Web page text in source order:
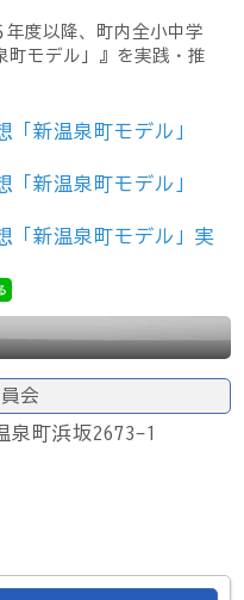
度以降、町内全小中学
町モデル」』を実践・推
「新温泉町モデル」
「新温泉町モデル」
「新温泉町モデル」実
会
町浜坂2673-1